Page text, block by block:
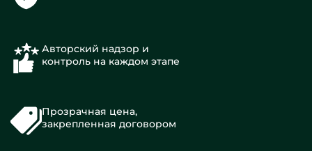
Авторский надзор и
контроль на каждом этапе
Прозрачная цена,
закрепленная договором